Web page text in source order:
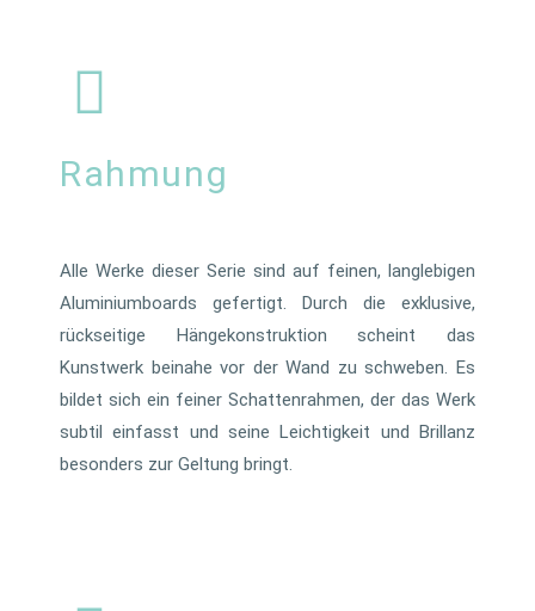
Rahmung
Alle Werke dieser Serie sind auf feinen, langlebigen
Aluminiumboards gefertigt. Durch die exklusive,
rückseitige Hängekonstruktion scheint das
Kunstwerk beinahe vor der Wand zu schweben. Es
bildet sich ein feiner Schattenrahmen, der das Werk
subtil einfasst und seine Leichtigkeit und Brillanz
besonders zur Geltung bringt.